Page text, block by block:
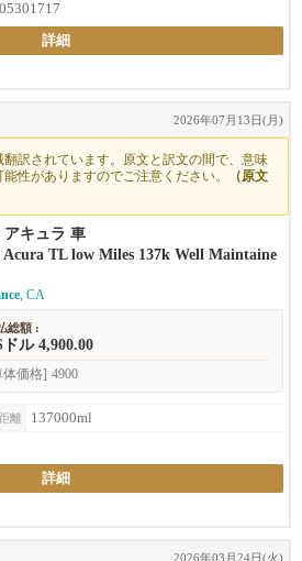
詳細
2026年07月13日(月)
訳されています。原文と訳文の間で、意味
性がありますのでご注意ください。
（原文
アキュラ 車
Acura TL low Miles 137k Well Maintaine
, CA
総額 :
ドル 4,900.00
体価格] 4900
離
137000ml
詳細
2026年03月24日(火)